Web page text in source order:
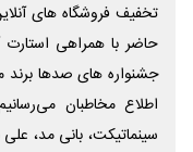
تخفیف فروشگاه های
حاضر با همراهی
جشنواره های صدها برند
اطلاع مخاطبان
سینماتیکت، بانی مد، علی‌